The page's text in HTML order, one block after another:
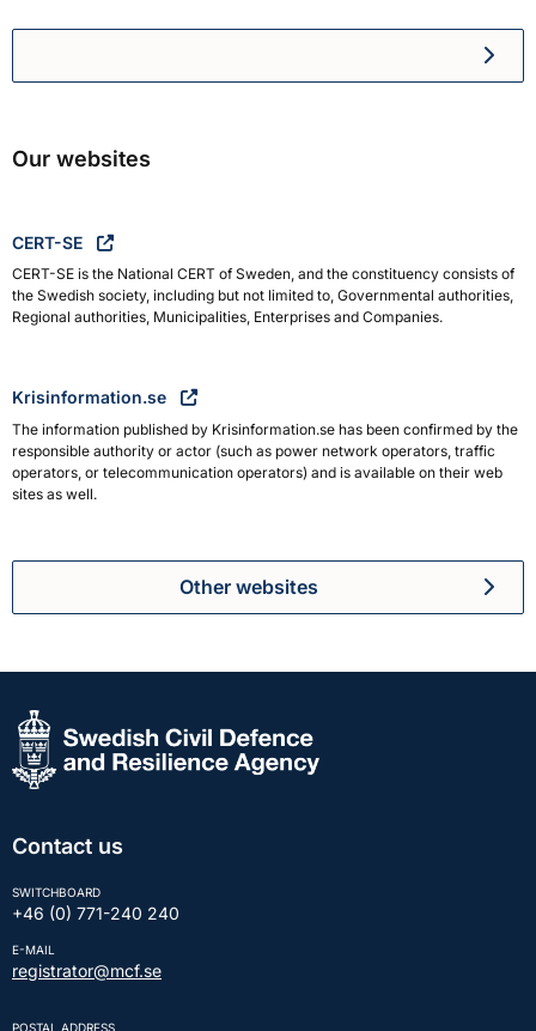
Swedish Civil Defence and
Our websites
CERT-SE
CERT-SE is the National CERT of Sweden, and the constituency consists of
the Swedish society, including but not limited to, Governmental authorities,
Regional authorities, Municipalities, Enterprises and Companies.
Krisinformation.se
The information published by Krisinformation.se has been confirmed by the
responsible authority or actor (such as power network operators, traffic
operators, or telecommunication operators) and is available on their web
sites as well.
Other websites
Contact us
SWITCHBOARD
+46 (0) 771-240 240
E-MAIL
registrator@mcf.se
POSTAL ADDRESS